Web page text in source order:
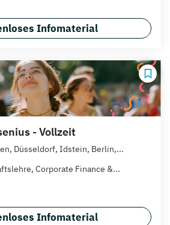
Infomaterial
- Vollzeit
Düsseldorf, Idstein, Berlin,...
Corporate Finance &...
Infomaterial